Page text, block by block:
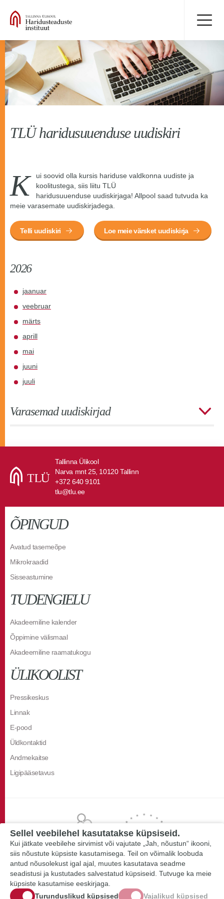
TLÜ haridusuuenduse uudiskiri
K
ui soovid olla kursis hariduse valdkonna uudiste ja
koolitustega, siis liitu TLÜ
haridusuuenduse uudiskirjaga! Allpool saad tutvuda ka
meie varasemate uudiskirjadega.
Telli uudiskiri Loe meie värsket uudiskirja
2026
jaanuar
veebruar
märts
aprill
mai
juuni
juuli
Varasemad uudiskirjad
Tallinna Ülikool
Narva mnt 25, 10120 Tallinn
+372 640 9101
tlu@tlu.ee
ÕPINGUD
Avatud tasemeõpe
Mikrokraadid
Sisseastumine
TUDENGIELU
Akadeemiline kalender
Õppimine välismaal
Akadeemiline raamatukogu
ÜLIKOOLIST
Pressikeskus
Linnak
E-pood
Üldkontaktid
Andmekaitse
Ligipääsetavus
Sellel veebilehel kasutatakse küpsiseid.
Kui jätkate veebilehe sirvimist või vajutate „Jah, nõustun“ ikooni,
siis nõustute küpsiste kasutamisega. Teil on võimalik loobuda
antud nõusolekust igal ajal, muutes kasutatava seadme
seadistusi ja kustutades salvestatud küpsiseid. Tutvuge ka meie
küpsiste kasutamise eeskirjaga.
Turunduslikud küpsised
Vajalikud küpsised